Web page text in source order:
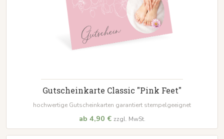
Gutscheinkarte Classic "Pink Feet"
hochwertige Gutscheinkarten garantiert stempelgeeignet
ab 4,90 € zzgl. MwSt.